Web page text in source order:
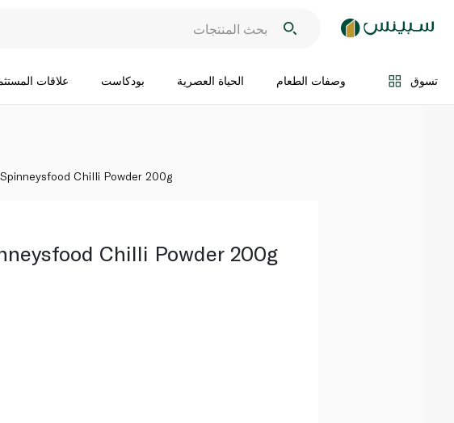
تسوق وصفات الطعام الحياة العصرية بودكاست علاقات
اضف الى السلة
Spinneysfood Chilli Powder 200g
Chilli Powder 200g